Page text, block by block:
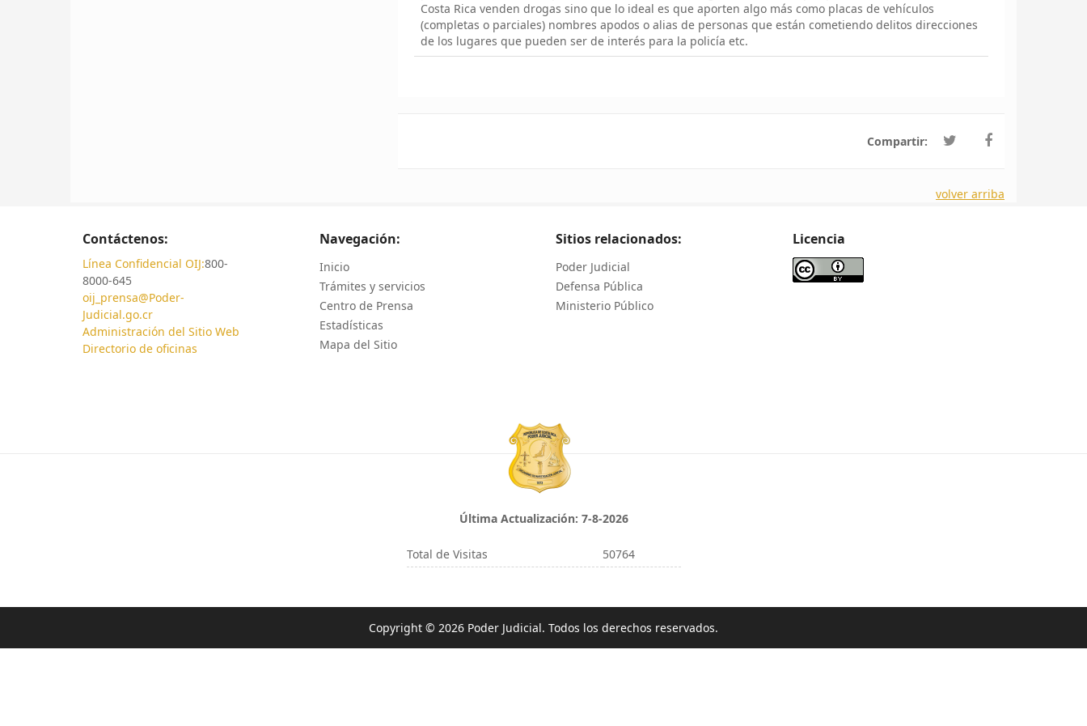
Costa Rica venden drogas sino que lo ideal es que aporten algo más como placas de vehículos
(completas o parciales) nombres apodos o alias de personas que están cometiendo delitos direcciones
de los lugares que pueden ser de interés para la policía etc.
Compartir:
volver arriba
Contáctenos:
Línea Confidencial OIJ:800-
8000-645
oij_prensa@Poder-
Judicial.go.cr
Administración del Sitio Web
Directorio de oficinas
Navegación:
Inicio
Trámites y servicios
Centro de Prensa
Estadísticas
Mapa del Sitio
Sitios relacionados:
Poder Judicial
Defensa Pública
Ministerio Público
Licencia
Última Actualización: 7-8-2026
Total de Visitas 50764
Copyright © 2026 Poder Judicial. Todos los derechos reservados.